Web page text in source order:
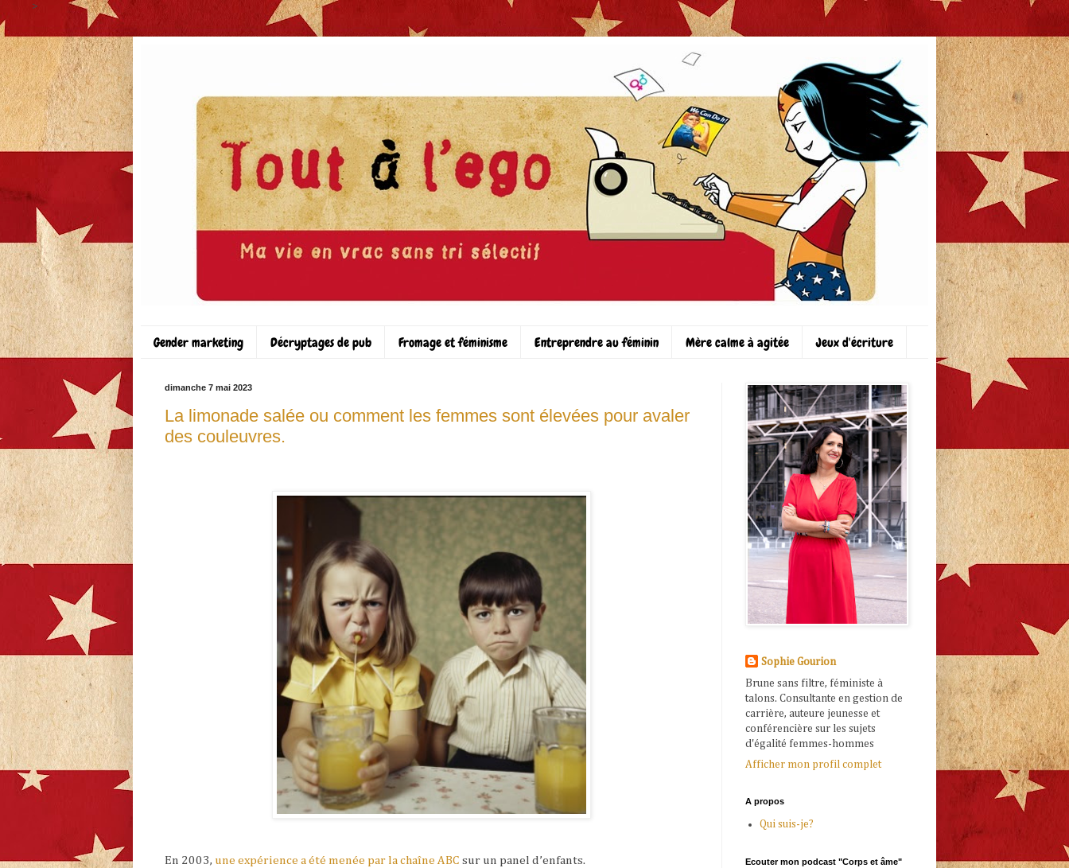
>
Gender marketing Décryptages de pub Fromage et féminisme Entreprendre au féminin Mère calme à agitée Jeux d'écriture
dimanche 7 mai 2023
La limonade salée ou comment les femmes sont élevées pour avaler
des couleuvres.
En 2003, une expérience a été menée par la chaîne ABC sur un panel d’enfants.
Sophie Gourion
Brune sans filtre, féministe à
talons. Consultante en gestion de
carrière, auteure jeunesse et
conférencière sur les sujets
d'égalité femmes-hommes
Afficher mon profil complet
A propos
Qui suis-je?
Ecouter mon podcast "Corps et âme"